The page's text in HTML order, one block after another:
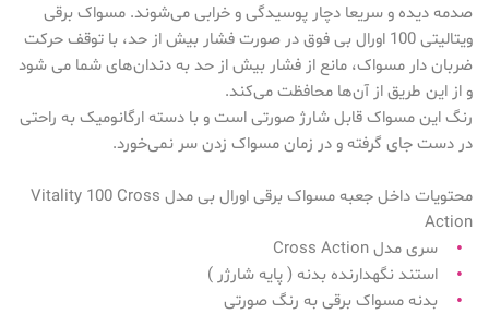
صدمه دیده و سریعا دچار پوسیدگی و خرابی می‌شوند. مسواک برقی
ویتالیتی 100 اورال بی فوق در صورت فشار بیش از حد، با توقف حرکت
ضربان دار مسواک، مانع از فشار بیش از حد به دندان‌های شما می شود
و از این طریق از آن‌ها محافظت می‌کند.
رنگ این مسواک قابل شارژ صورتی است و با دسته ارگانومیک به راحتی
در دست جای گرفته و در زمان مسواک زدن سر نمی‌خورد.
محتویات داخل جعبه مسواک برقی اورال بی مدل Vitality 100 Cross
Action
• سری مدل Cross Action
• استند نگهدارنده بدنه ( پایه شارژر )
• بدنه مسواک برقی به رنگ صورتی